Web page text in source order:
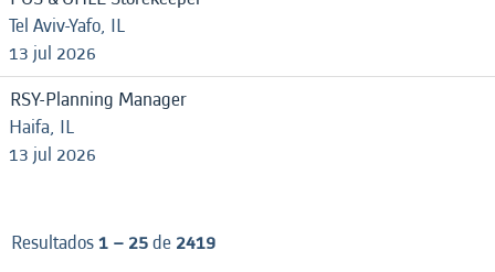
Tel Aviv-Yafo, IL
13 jul 2026
RSY-Planning Manager
Haifa, IL
13 jul 2026
Resultados1 – 25de 2419